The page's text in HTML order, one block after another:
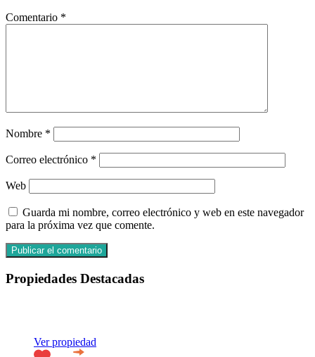
Comentario *
Nombre *
Correo electrónico *
Web
Guarda mi nombre, correo electrónico y web en este navegador
para la próxima vez que comente.
Propiedades Destacadas
Ver propiedad